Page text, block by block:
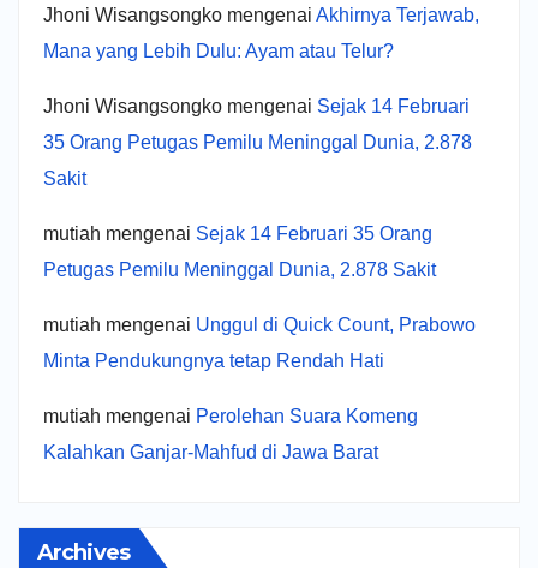
Jhoni Wisangsongko mengenai Akhirnya Terjawab,
Mana yang Lebih Dulu: Ayam atau Telur?
Jhoni Wisangsongko mengenai Sejak 14 Februari
35 Orang Petugas Pemilu Meninggal Dunia, 2.878
Sakit
mutiah mengenai Sejak 14 Februari 35 Orang
Petugas Pemilu Meninggal Dunia, 2.878 Sakit
mutiah mengenai Unggul di Quick Count, Prabowo
Minta Pendukungnya tetap Rendah Hati
mutiah mengenai Perolehan Suara Komeng
Kalahkan Ganjar-Mahfud di Jawa Barat
Archives